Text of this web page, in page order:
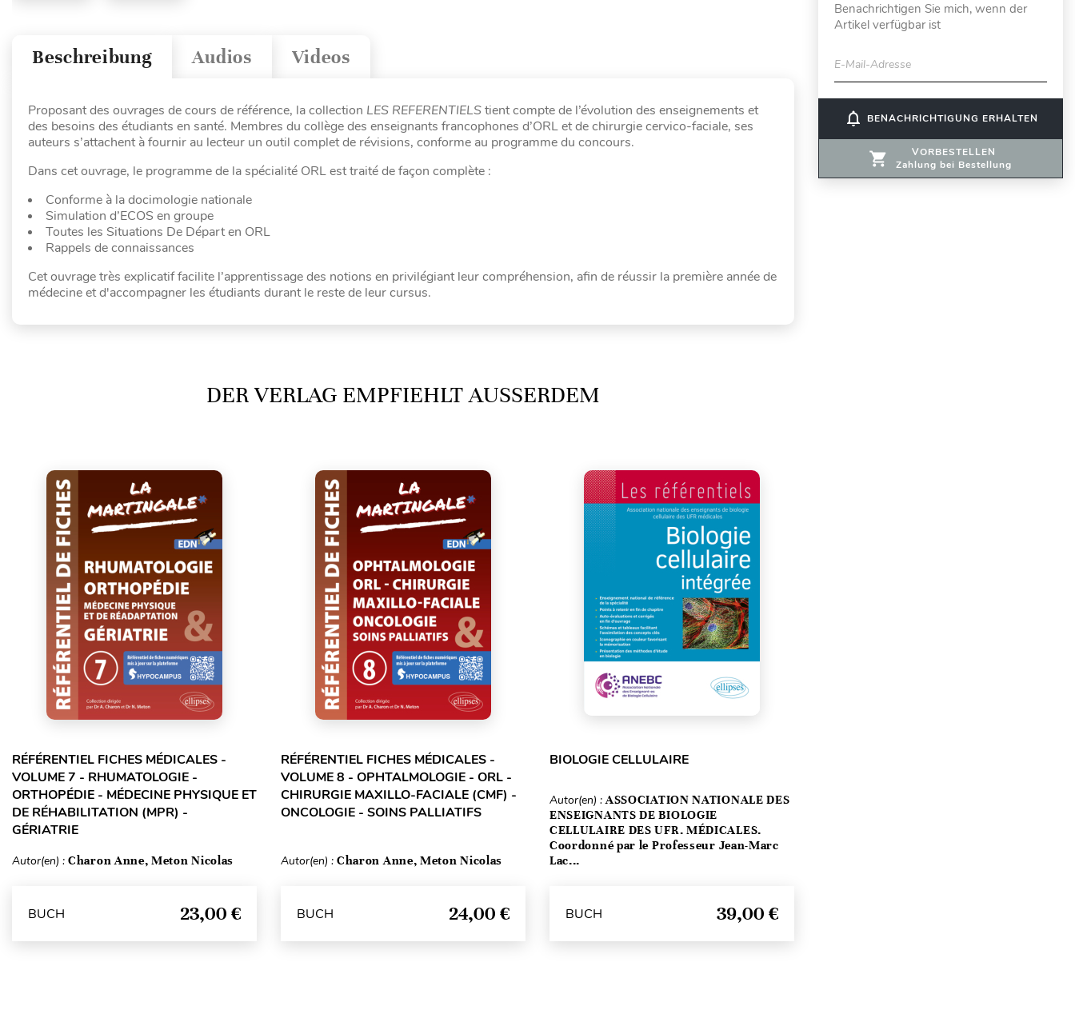
Videos
Audios
Beschreibung
Proposant des ouvrages de cours de référence, la collection LES REFERENTIELStient compte de l’évolution des enseignements et
des besoins des étudiants en santé. Membres du collège des enseignants francophones d’ORL et de chirurgie cervico-faciale, ses
auteurs s’attachent à fournir au lecteur un outil complet de révisions, conforme au programme du concours.
Dans cet ouvrage, le programme de la spécialité ORL est traité de façon complète :
Conforme à la docimologie nationale
Simulation d’ECOS en groupe
Toutes les Situations De Départ en ORL
Rappels de connaissances
Cet ouvrage très explicatif facilite l’apprentissage des notions en privilégiant leur compréhension, afin de réussir la première année de
médecine et d'accompagner les étudiants durant le reste de leur cursus.
DER VERLAG EMPFIEHLT AUSSERDEM
RÉFÉRENTIEL FICHES MÉDICALES -
VOLUME 7 - RHUMATOLOGIE -
ORTHOPÉDIE - MÉDECINE PHYSIQUE ET
DE RÉHABILITATION (MPR) -
GÉRIATRIE
Autor(en) : Charon Anne, Meton Nicolas
BUCH 23,00 €
RÉFÉRENTIEL FICHES MÉDICALES -
VOLUME 8 - OPHTALMOLOGIE - ORL -
CHIRURGIE MAXILLO-FACIALE (CMF) -
ONCOLOGIE - SOINS PALLIATIFS
Autor(en) : Charon Anne, Meton Nicolas
BUCH 24,00 €
BIOLOGIE CELLULAIRE
Autor(en) :ASSOCIATION NATIONALE DES
ENSEIGNANTS DE BIOLOGIE
CELLULAIRE DES UFR. MÉDICALES.
Coordonné par le Professeur Jean-Marc
Lac...
BUCH 39,00 €
Benachrichtigen Sie mich, wenn der
Artikel verfügbar ist
E-Mail-Adresse
notifications_none BENACHRICHTIGUNG ERHALTEN
VORBESTELLEN
Zahlung bei Bestellung